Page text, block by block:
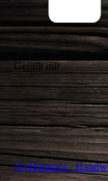
Gefällt mir